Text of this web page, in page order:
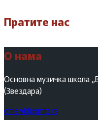
Пратите нас
О нама
Основна музичка школа
(Звездара)
oms.vldj@mts.rs